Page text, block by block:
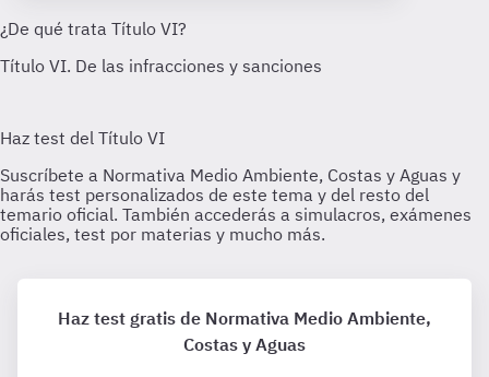
Haz test gratis de Normativa Medio Ambiente,
Costas y Aguas